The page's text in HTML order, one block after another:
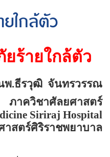
ใกล้ตัว
ยร้ายใกล้ตัว
พ.ธีรวุฒิ จันทรวรรณ
ภาควิชาศัลยศาสตร์
Siriraj Hospital
สตร์ศิริราชพยาบาล